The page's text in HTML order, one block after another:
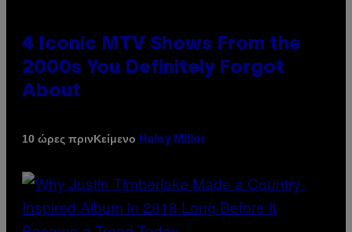
4 Iconic MTV Shows From the
2000s You Definitely Forgot
About
10 ώρες πρινΚείμενο Haley Miller